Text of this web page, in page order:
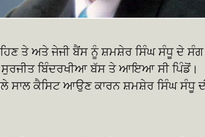
ਤੇ ਅਤੇ ਜੇਜੀ ਬੈਂਸ ਨੂੰ ਸ਼ਮਸ਼ੇਰ ਸਿੰਘ ਸੰਧੂ ਦੇ ਸੰਗ
ਸੁਰਜੀਤ ਬਿੰਦਰਖੀਆ ਬੱਸ ਤੇ ਆਇਆ ਸੀ ਪਿੰਡੋਂ।
ਸਾਲ ਕੈਸਿਟ ਆਉਣ ਕਾਰਨ ਸ਼ਮਸ਼ੇਰ ਸਿੰਘ ਸੰਧੂ